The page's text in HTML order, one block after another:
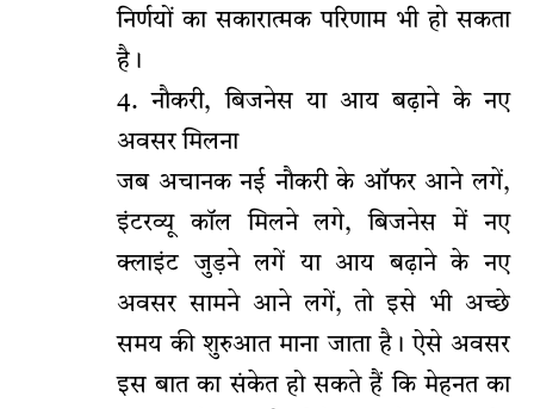
निर्णयों का सकारात्मक परिणाम भी हो सकता
है।
4. नौकरी, बिजनेस या आय बढ़ाने के नए
अवसर मिलना
जब अचानक नई नौकरी के ऑफर आने लगें,
इंटरव्यू कॉल मिलने लगे, बिजनेस में नए
क्लाइंट जुड़ने लगें या आय बढ़ाने के नए
अवसर सामने आने लगें, तो इसे भी अच्छे
समय की शुरुआत माना जाता है। ऐसे अवसर
इस बात का संकेत हो सकते हैं कि मेहनत का